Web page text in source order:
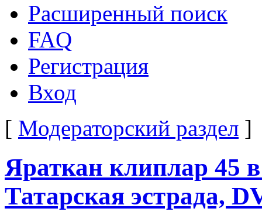
Расширенный поиск
FAQ
Регистрация
Вход
[ Модераторский раздел ]
Яраткан клиплар 45
Татарская эстрада,